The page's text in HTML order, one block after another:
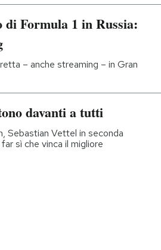
di Formula 1 in Russia:
– anche streaming – in Gran
davanti a tutti
Sebastian Vettel in seconda
sì che vinca il migliore